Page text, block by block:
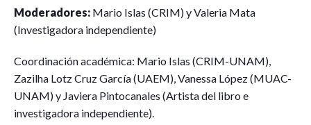
Moderadores: Mario Islas (CRIM) y Valeria Mata
(Investigadora independiente)
Coordinación académica: Mario Islas (CRIM-UNAM),
Zazilha Lotz Cruz García (UAEM), Vanessa López (MUAC-
UNAM) y Javiera Pintocanales (Artista del libro e
investigadora independiente).